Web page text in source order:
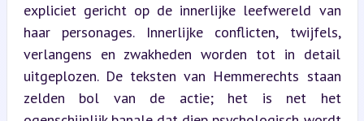
expliciet gericht op de innerlijke leefwereld van
haar personages. Innerlijke conflicten, twijfels,
verlangens en zwakheden worden tot in detail
uitgeplozen. De teksten van Hemmerechts staan
zelden bol van de actie; het is net het